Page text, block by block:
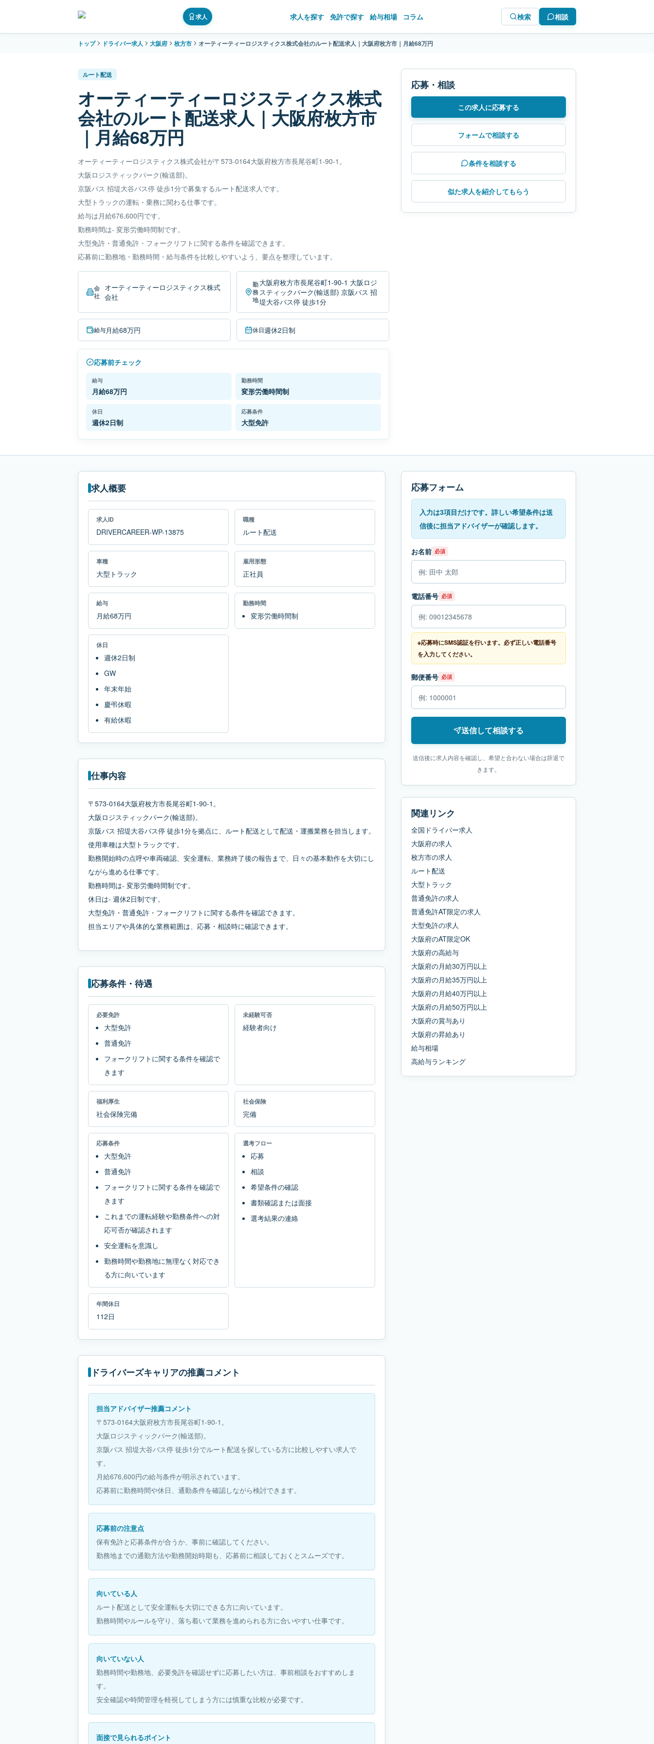
求人 求人を探す 免許で探す 給与相場 コラム 検索 相談
トップ ドライバー求人 大阪府 枚方市 オーティーティーロジスティクス株式会社のルート配送求人｜大阪府枚方市｜月給68万円
ルート配送
オーティーティーロジスティクス株式
会社のルート配送求人｜大阪府枚方市
｜月給68万円
オーティーティーロジスティクス株式会社が〒573-0164大阪府枚方市長尾谷町1-90-1。
大阪ロジスティックパーク(輸送部)。
京阪バス 招堤大谷バス停 徒歩1分で募集するルート配送求人です。
大型トラックの運転・乗務に関わる仕事です。
給与は月給676,600円です。
勤務時間は- 変形労働時間制です。
大型免許・普通免許・フォークリフトに関する条件を確認できます。
応募前に勤務地・勤務時間・給与条件を比較しやすいよう、要点を整理しています。
会
社
オーティーティーロジスティクス株式
会社
勤
務
地
大阪府枚方市長尾谷町1-90-1 大阪ロジ
スティックパーク(輸送部) 京阪バス 招
堤大谷バス停 徒歩1分
給与月給68万円 休日週休2日制
応募前チェック
給与
月給68万円
勤務時間
変形労働時間制
休日
週休2日制
応募条件
大型免許
応募・相談
この求人に応募する
フォームで相談する
条件を相談する
似た求人を紹介してもらう
求人概要
求人ID
DRIVERCAREER-WP-13875
職種
ルート配送
車種
大型トラック
雇用形態
正社員
給与
月給68万円
勤務時間
変形労働時間制
休日
週休2日制
GW
年末年始
慶弔休暇
有給休暇
仕事内容
〒573-0164大阪府枚方市長尾谷町1-90-1。
大阪ロジスティックパーク(輸送部)。
京阪バス 招堤大谷バス停 徒歩1分を拠点に、ルート配送として配送・運搬業務を担当します。
使用車種は大型トラックです。
勤務開始時の点呼や車両確認、安全運転、業務終了後の報告まで、日々の基本動作を大切にし
ながら進める仕事です。
勤務時間は- 変形労働時間制です。
休日は- 週休2日制です。
大型免許・普通免許・フォークリフトに関する条件を確認できます。
担当エリアや具体的な業務範囲は、応募・相談時に確認できます。
応募条件・待遇
必要免許
大型免許
普通免許
フォークリフトに関する条件を確認で
きます
未経験可否
経験者向け
福利厚生
社会保険完備
社会保険
完備
応募条件
大型免許
普通免許
フォークリフトに関する条件を確認で
きます
これまでの運転経験や勤務条件への対
応可否が確認されます
安全運転を意識し
勤務時間や勤務地に無理なく対応でき
る方に向いています
選考フロー
応募
相談
希望条件の確認
書類確認または面接
選考結果の連絡
年間休日
112日
ドライバーズキャリアの推薦コメント
担当アドバイザー推薦コメント
〒573-0164大阪府枚方市長尾谷町1-90-1。
大阪ロジスティックパーク(輸送部)。
京阪バス 招堤大谷バス停 徒歩1分でルート配送を探している方に比較しやすい求人で
す。
月給676,600円の給与条件が明示されています。
応募前に勤務時間や休日、通勤条件を確認しながら検討できます。
応募前の注意点
保有免許と応募条件が合うか、事前に確認してください。
勤務地までの通勤方法や勤務開始時期も、応募前に相談しておくとスムーズです。
向いている人
ルート配送として安全運転を大切にできる方に向いています。
勤務時間やルールを守り、落ち着いて業務を進められる方に合いやすい仕事です。
向いていない人
勤務時間や勤務地、必要免許を確認せずに応募したい方は、事前相談をおすすめしま
す。
安全確認や時間管理を軽視してしまう方には慎重な比較が必要です。
面接で見られるポイント
応募フォーム
入力は3項目だけです。詳しい希望条件は送
信後に担当アドバイザーが確認します。
お名前 必須
電話番号 必須
※応募時にSMS認証を行います。必ず正しい電話番号
を入力してください。
郵便番号 必須
送信して相談する
送信後に求人内容を確認し、希望と合わない場合は辞退で
きます。
関連リンク
全国ドライバー求人
大阪府の求人
枚方市の求人
ルート配送
大型トラック
普通免許の求人
普通免許AT限定の求人
大型免許の求人
大阪府のAT限定OK
大阪府の高給与
大阪府の月給30万円以上
大阪府の月給35万円以上
大阪府の月給40万円以上
大阪府の月給50万円以上
大阪府の賞与あり
大阪府の昇給あり
給与相場
高給与ランキング